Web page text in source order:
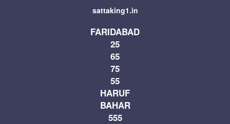
sattaking1.in
FARIDABAD
25
65
75
55
HARUF
BAHAR
555